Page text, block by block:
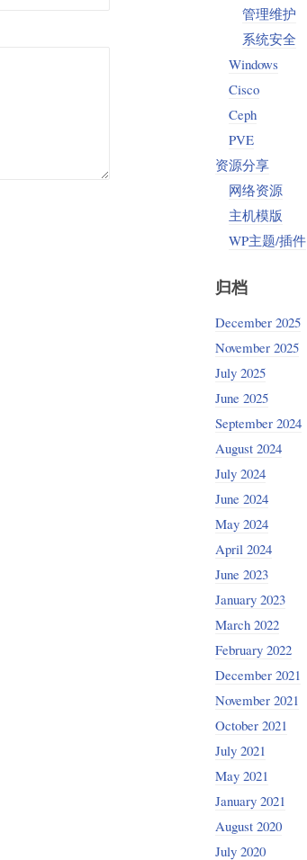
管理维护
系统安全
Windows
Cisco
Ceph
PVE
资源分享
网络资源
主机模版
WP主题/插件
归档
December 2025
November 2025
July 2025
June 2025
September 2024
August 2024
July 2024
June 2024
May 2024
April 2024
June 2023
January 2023
March 2022
February 2022
December 2021
November 2021
October 2021
July 2021
May 2021
January 2021
August 2020
July 2020